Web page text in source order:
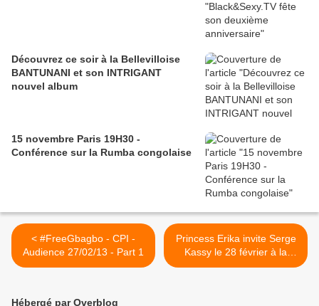
Découvrez ce soir à la Bellevilloise
BANTUNANI et son INTRIGANT
nouvel album
15 novembre Paris 19H30 -
Conférence sur la Rumba congolaise
< #FreeGbagbo - CPI -
Audience 27/02/13 - Part 1
Princess Erika invite Serge
Kassy le 28 février à la
Reine Blanche - Spot 2 >
Hébergé par Overblog